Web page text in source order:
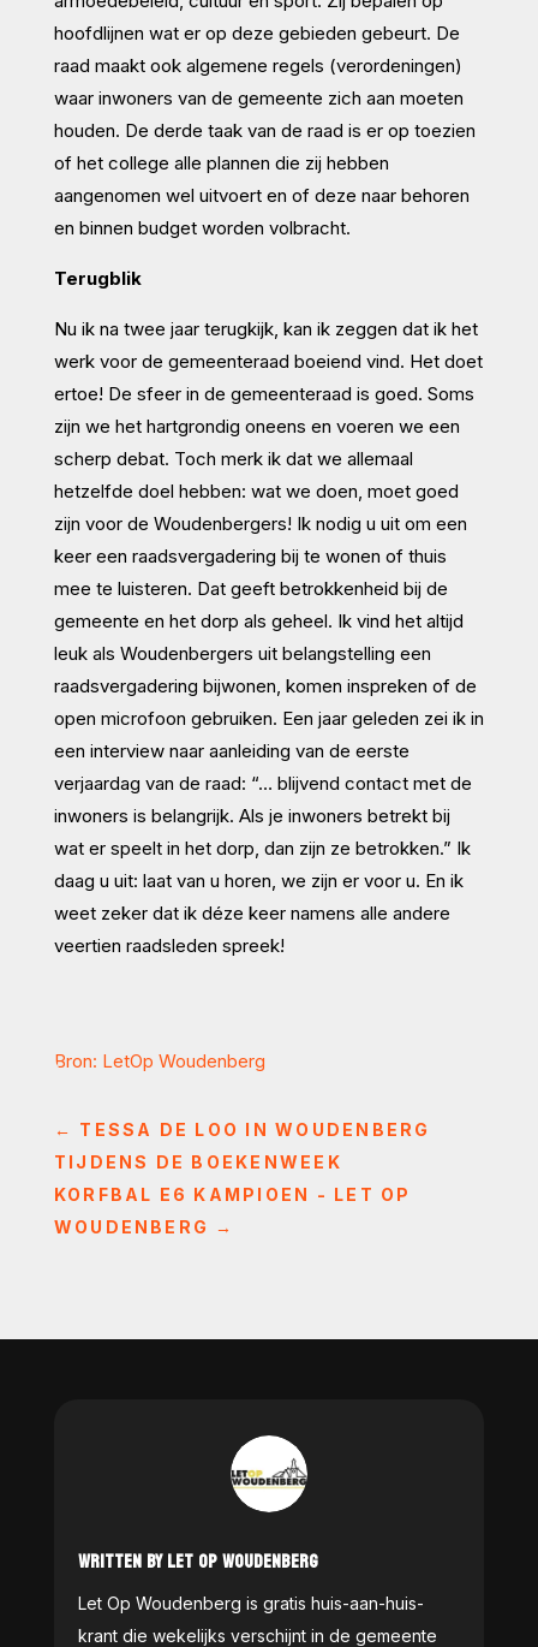
hoofdlijnen wat er op deze gebieden gebeurt. De
raad maakt ook algemene regels (verordeningen)
waar inwoners van de gemeente zich aan moeten
houden. De derde taak van de raad is er op toezien
of het college alle plannen die zij hebben
aangenomen wel uitvoert en of deze naar behoren
en binnen budget worden volbracht.
Terugblik
Nu ik na twee jaar terugkijk, kan ik zeggen dat ik het
werk voor de gemeenteraad boeiend vind. Het doet
ertoe! De sfeer in de gemeenteraad is goed. Soms
zijn we het hartgrondig oneens en voeren we een
scherp debat. Toch merk ik dat we allemaal
hetzelfde doel hebben: wat we doen, moet goed
zijn voor de Woudenbergers! Ik nodig u uit om een
keer een raadsvergadering bij te wonen of thuis
mee te luisteren. Dat geeft betrokkenheid bij de
gemeente en het dorp als geheel. Ik vind het altijd
leuk als Woudenbergers uit belangstelling een
raadsvergadering bijwonen, komen inspreken of de
open microfoon gebruiken. Een jaar geleden zei ik in
een interview naar aanleiding van de eerste
verjaardag van de raad: “… blijvend contact met de
inwoners is belangrijk. Als je inwoners betrekt bij
wat er speelt in het dorp, dan zijn ze betrokken.” Ik
daag u uit: laat van u horen, we zijn er voor u. En ik
weet zeker dat ik déze keer namens alle andere
veertien raadsleden spreek!
Bron: LetOp Woudenberg
← TESSA DE LOO IN WOUDENBERG
TIJDENS DE BOEKENWEEK
KORFBAL E6 KAMPIOEN - LET OP
WOUDENBERG →
WRITTEN BY LET OP WOUDENBERG
Let Op Woudenberg is gratis huis-aan-huis-
krant die wekelijks verschijnt in de gemeente